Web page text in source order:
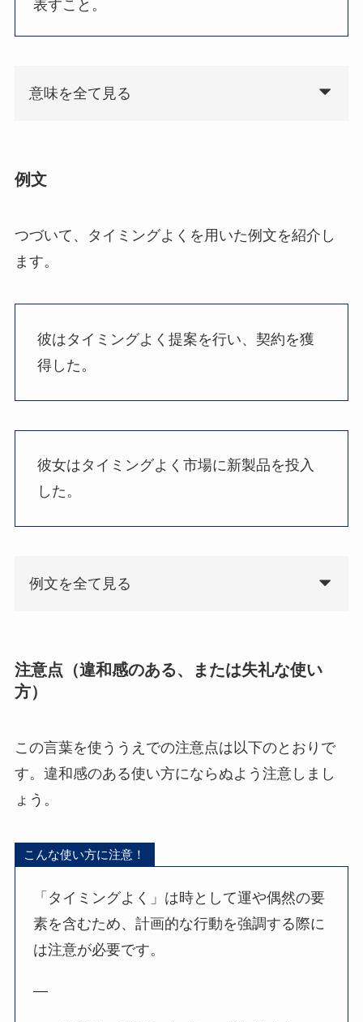
表すこと。
意味を全て見る
例文
つづいて、タイミングよくを用いた例文を紹介し
ます。
彼はタイミングよく提案を行い、契約を獲
得した。
彼女はタイミングよく市場に新製品を投入
した。
例文を全て見る
注意点（違和感のある、または失礼な使い
方）
この言葉を使ううえでの注意点は以下のとおりで
す。違和感のある使い方にならぬよう注意しまし
ょう。
こんな使い方に注意！
「タイミングよく」は時として運や偶然の要
素を含むため、計画的な行動を強調する際に
は注意が必要です。
—